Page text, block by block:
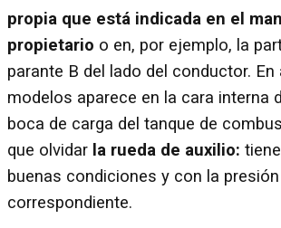
propia que está indicada en el
propietario o en, por ejemplo, la
parante B del lado del conductor. En
modelos aparece en la cara interna
boca de carga del tanque de
que olvidar la rueda de auxilio:
buenas condiciones y con la
correspondiente.